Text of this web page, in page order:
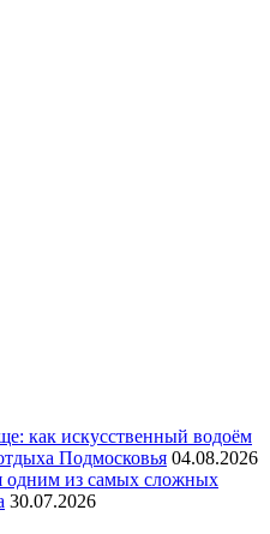
как искусственный водоём
Подмосковья 04.08.2026
одним из самых сложных
30.07.2026